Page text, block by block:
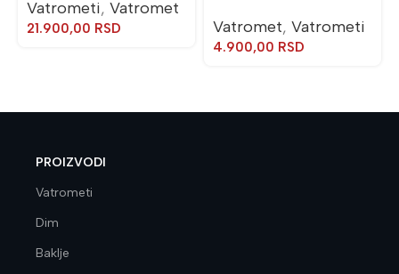
Vatrometi, Vatromet
21.900,00 RSD Vatromet, Vatrometi
4.900,00 RSD
PROIZVODI
Vatrometi
Dim
Baklje